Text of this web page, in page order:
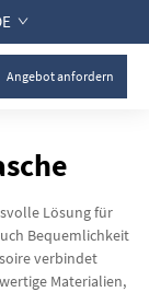
Angebot anfordern
Lösung für
Bequemlichkeit
verbindet
Materialien,